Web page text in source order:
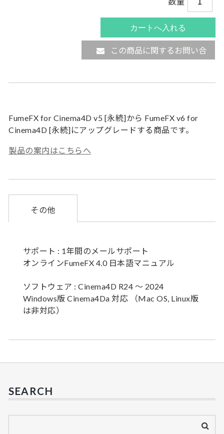
この商品に関するお問い合
FumeFX for Cinema4D v5 [永続]から FumeFX v6 for
Cinema4D [永続]にアップグレードする商品です。
製品の案内はこちらへ
その他
サポート : 1年間のメールサポート
オンラインFumeFX 4.0 日本語マニュアル
ソフトウェア : Cinema4D R24 ～ 2024
Windows版 Cinema4Da 対応 （Mac OS, Linux版
は非対応）
SEARCH